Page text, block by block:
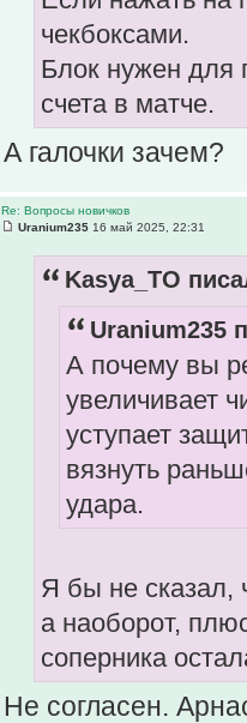
чекбоксами.
Блок нужен для
счета в матче.
А галочки зачем?
Re: Вопросы новичков
Uranium235 16 май 2025, 22:31
Kasya_TO
Uranium235
А почему вы
увеличивает
уступает
вязнуть
удара.
Я бы не сказал,
а наоборот,
соперника
Не согласен.